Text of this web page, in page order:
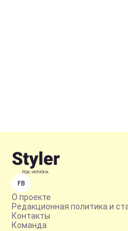
FB
О проекте
Редакционная политика и
Контакты
Команда